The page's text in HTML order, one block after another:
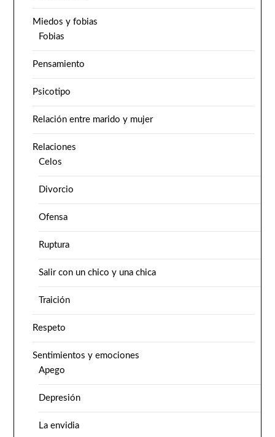
Miedos y fobias
Fobias
Pensamiento
Psicotipo
Relación entre marido y mujer
Relaciones
Celos
Divorcio
Ofensa
Ruptura
Salir con un chico y una chica
Traición
Respeto
Sentimientos y emociones
Apego
Depresión
La envidia